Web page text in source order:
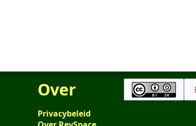
Over
Privacybeleid